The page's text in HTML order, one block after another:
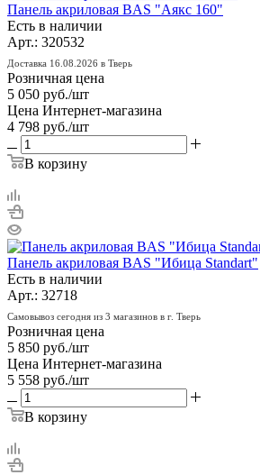
Панель акриловая BAS "Аякс 160"
Есть в наличии
Арт.: 320532
Доставка 16.08.2026 в Тверь
Розничная цена
5 050 руб./шт
Цена Интернет-магазина
4 798 руб./шт
В корзину
Панель акриловая BAS "Ибица Standart"
Есть в наличии
Арт.: 32718
Самовывоз сегодня из 3 магазинов в г. Тверь
Розничная цена
5 850 руб./шт
Цена Интернет-магазина
5 558 руб./шт
В корзину